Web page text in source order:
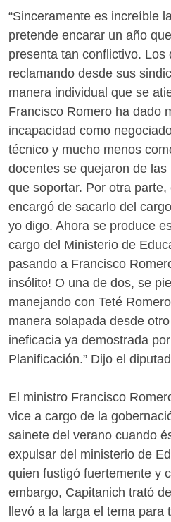
“Sinceramente es increíble
pretende encarar un año
presenta tan conflictivo. Los
reclamando desde sus
manera individual que se
Francisco Romero ha dado
incapacidad como
técnico y mucho menos
docentes se quejaron de
que soportar. Por otra
encargó de sacarlo del
yo digo. Ahora se produce
cargo del Ministerio de
pasando a Francisco
insólito! O una de dos, se
manejando con Teté
manera solapada desde
ineficacia ya demostrada
Planificación.” Dijo el
El ministro Francisco
vice a cargo de la
sainete del verano cuando
expulsar del ministerio de
quien fustigó fuertemente y
embargo, Capitanich trató
llevó a la larga el tema para